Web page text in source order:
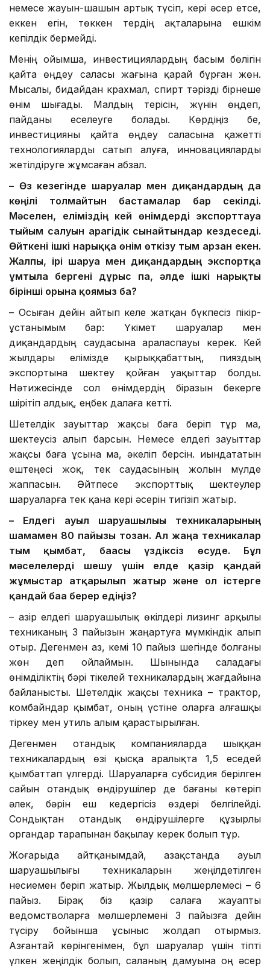
немесе жауын-шашын артық түсіп, кері әсер етсе,
еккен егін, төккен тердің ақталарына ешкім
кепілдік бермейді.
Менің ойымша, инвестициялардың басым бөлігін
қайта өңдеу саласы жағына қарай бұрған жөн.
Мысалы, бидайдан крахмал, спирт тәрізді бірнеше
өнім шығады. Малдың терісін, жүнін өңдеп,
пайданы еселеуге болады. Көрдіңіз бе,
инвестицияны қайта өңдеу саласына қажетті
технологияларды сатып алуға, инновацияларды
жетілдіруге жұмсаған абзал.
– Өз кезегінде шаруалар мен диқандардың да
көңілі толмайтын бастамалар бар секілді.
Мәселен, еліміздің кей өнімдерді экспорттауға
тыйым салуын арагідік сынайтындар кездеседі.
Өйткені ішкі нарыққа өнім өткізу тым арзан екен.
Жалпы, ірі шаруа мен диқандардың экспортқа
ұмтыла бергені дұрыс па, әлде ішкі нарықты
бірінші орынға қоямыз ба?
– Осыған дейін айтып келе жатқан бүкпесіз пікір-
ұстанымым бар: Үкімет шаруалар мен
диқандардың саудасына араласпауы керек. Кей
жылдары елімізде қырыққабаттың, пияздың
экспортына шектеу қойған уақыттар болды.
Нәтижесінде сол өнімдердің біразын бекерге
шірітіп алдық, еңбек далаға кетті.
Шетелдік зауыттар жақсы баға беріп тұр ма,
шектеусіз алып барсын. Немесе елдегі зауыттар
жақсы баға ұсына ма, әкеліп берсін. Қиындататын
ештеңесі жоқ, тек саудасының жолын мүлде
жаппасын. Әйтпесе экспорттық шектеулер
шаруаларға тек қана кері әсерін тигізіп жатыр.
– Елдегі ауыл шаруашылығы техникаларының
шамамен 80 пайызы тозған. Ал жаңа техникалар
тым қымбат, бағасы үздіксіз өсуде. Бұл
мәселелерді шешу үшін елде қазір қандай
жұмыстар атқарылып жатыр және ол істерге
қандай баға берер едіңіз?
– Қазір елдегі шаруашылық өкілдері лизинг арқылы
техниканың 3 пайызын жаңартуға мүмкіндік алып
отыр. Дегенмен аз, кемі 10 пайыз шегінде болғаны
жөн деп ойлаймын. Шынында саладағы
өнімділіктің бәрі тікелей техникалардың жағдайына
байланысты. Шетелдік жақсы техника – трактор,
комбайндар қымбат, оның үстіне оларға алғашқы
тіркеу мен утиль алым қарастырылған.
Дегенмен отандық компанияларда шыққан
техникалардың өзі қысқа аралықта 1,5 еседей
қымбаттап үлгерді. Шаруаларға субсидия берілген
сайын отандық өндірушілер де бағаны көтеріп
әлек, бәрін еш кедергісіз өздері белгілейді.
Сондықтан отандық өндірушілерге құзырлы
органдар тарапынан бақылау керек болып тұр.
Жоғарыда айтқанымдай, Қазақстанда ауыл
шаруашылығы техникаларын жеңілдетілген
несиемен беріп жатыр. Жылдық мөлшерлемесі – 6
пайыз. Бірақ біз қазір салаға жауапты
ведомстволарға мөлшерлемені 3 пайызға дейін
түсіру бойынша ұсыныс жолдап отырмыз.
Азғантай көрінгенімен, бұл шаруалар үшін тіпті
үлкен жеңілдік болып, саланың дамуына оң әсер